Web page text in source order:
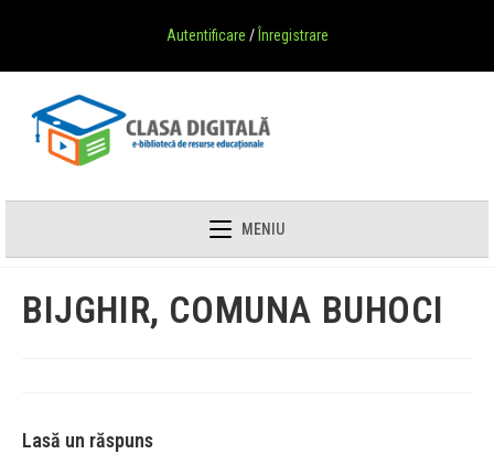
Autentificare / Înregistrare
MENIU
BIJGHIR, COMUNA BUHOCI
Lasă un răspuns